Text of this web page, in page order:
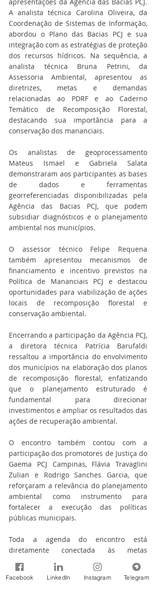
A analista técnica Carolina Oliveira, da
Coordenação de Sistemas de Informação,
abordou o Plano das Bacias PCJ e sua
integração com as estratégias de proteção
dos recursos hídricos. Na sequência, a
analista técnica Bruna Petrini, da
Assessoria Ambiental, apresentou as
diretrizes, metas e demandas
relacionadas ao PDRF e ao Caderno
Temático de Recomposição Florestal,
destacando sua importância para a
conservação dos mananciais.
Os analistas de geoprocessamento
Mateus Ismael e Gabriela Salata
demonstraram aos participantes as bases
de dados e ferramentas
georreferenciadas disponibilizadas pela
Agência das Bacias PCJ, que podem
subsidiar diagnósticos e o planejamento
ambiental nos municípios.
O assessor técnico Felipe Requena
também apresentou mecanismos de
financiamento e incentivo previstos na
Política de Mananciais PCJ e destacou
oportunidades para viabilização de ações
locais de recomposição florestal e
conservação ambiental.
Encerrando a participação da Agência PCJ,
a diretora técnica Patrícia Barufaldi
ressaltou a importância do envolvimento
dos municípios na elaboração dos planos
de recomposição florestal, enfatizando
que o planejamento estruturado é
fundamental para direcionar
investimentos e ampliar os resultados das
ações de recuperação ambiental.
O encontro também contou com a
participação dos promotores de Justiça do
Gaema PCJ Campinas, Flávia Travaglini
Zulian e Rodrigo Sanches Garcia, que
reforçaram a relevância do planejamento
ambiental como instrumento para
fortalecer a execução das políticas
públicas municipais.
Toda a agenda do encontro está
diretamente conectada às metas
estabelecidas pelo Plano das Bacias PCJ,
especialmente no âmbito do Caderno
Temático de Recomposição Florestal e da
Facebook LinkedIn Instagram Telegram